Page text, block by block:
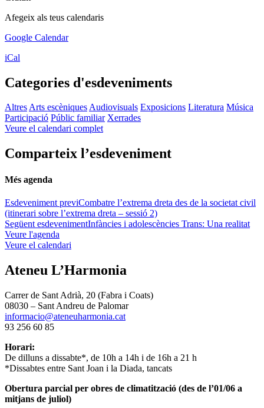
Afegeix als teus calendaris
Google Calendar
iCal
Categories d'esdeveniments
AltresArts escèniquesAudiovisuals Exposicions Literatura Música
Participació Públic familiar Xerrades
Veure el calendari complet
Comparteix l’esdeveniment
Més agenda
Esdeveniment previCombatre l’extrema dreta des de la societat civil
(itinerari sobre l’extrema dreta – sessió 2)
Següent esdevenimentInfàncies i adolescències Trans: Una realitat
Veure l'agenda
Veure el calendari
Ateneu L’Harmonia
Carrer de Sant Adrià, 20 (Fabra i Coats)
08030 – Sant Andreu de Palomar
informacio@ateneuharmonia.cat
93 256 60 85
Horari:
De dilluns a dissabte*, de 10h a 14h i de 16h a 21 h
*Dissabtes entre Sant Joan i la Diada, tancats
Obertura parcial per obres de climatització (des de l’01/06 a
mitjans de juliol)